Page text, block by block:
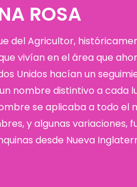
ROSA
del Agricultor,
vivían en el área que
Unidos hacían un
nombre distintivo a cada
se aplicaba a todo el
y algunas variaciones,
desde Nueva